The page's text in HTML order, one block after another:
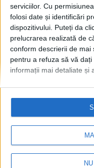
serviciilor. Cu
folosi date și identificări
dispozitivului. Puteți da
prelucrarea realizată de
conform descrierii de mai
pentru a refuza să vă
informații mai detaliate și
retrageți consimțământul
și făcând clic pe butonul
paginii web.
© 2020 Radio TOP Suceava